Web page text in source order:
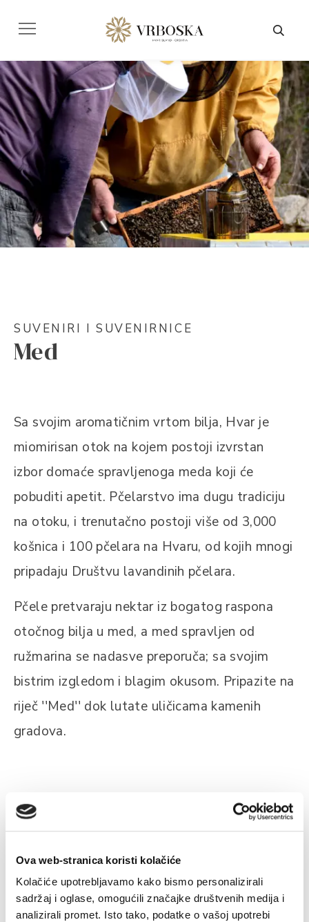
Ova web-stranica koristi kolačiće
Kolačiće upotrebljavamo kako bismo personalizirali
sadržaj i oglase, omogućili značajke društvenih medija i
analizirali promet. Isto tako, podatke o vašoj upotrebi
SUVENIRI I SUVENIRNICE
Med
Sa svojim aromatičnim vrtom bilja, Hvar je
miomirisan otok na kojem postoji izvrstan
izbor domaće spravljenoga meda koji će
pobuditi apetit. Pčelarstvo ima dugu tradiciju
na otoku, i trenutačno postoji više od 3,000
košnica i 100 pčelara na Hvaru, od kojih mnogi
pripadaju Društvu lavandinih pčelara.
Pčele pretvaraju nektar iz bogatog raspona
otočnog bilja u med, a med spravljen od
ružmarina se nadasve preporuča; sa svojim
bistrim izgledom i blagim okusom. Pripazite na
riječ ''Med'' dok lutate uličicama kamenih
gradova.
Povezano